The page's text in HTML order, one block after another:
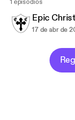
1 episodios
Epic
17 de abr de